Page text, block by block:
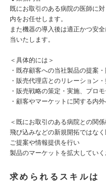
既にお取引のある病院の医師に
内をお任せします。
また機器の導入後は適正かつ安
当いたします。
＜具体的には＞
・既存顧客への当社製品の提案
・販売代理店とのリレーション
・販売戦略の策定・実施、プロ
・顧客やマーケットに関する内
＜既にお取引のある病院との関
飛び込みなどの新規開拓ではな
ご提案や情報提供を行い
製品のマーケットを拡大していく
求められるスキルは